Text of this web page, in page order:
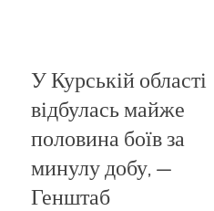
У Курській області
відбулась майже
половина боїв за
минулу добу, —
Генштаб